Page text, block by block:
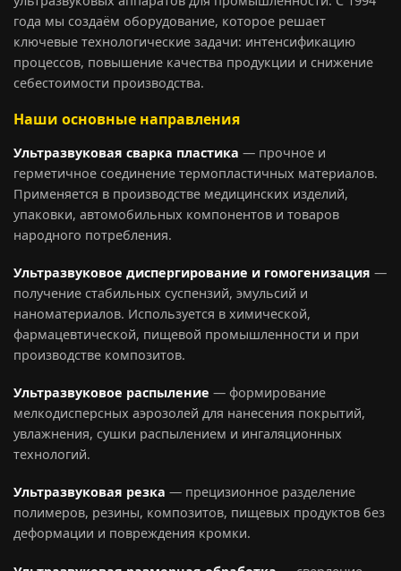
года мы создаём оборудование, которое решает
ключевые технологические задачи: интенсификацию
процессов, повышение качества продукции и снижение
себестоимости производства.
Наши основные направления
Ультразвуковая сварка пластика — прочное и
герметичное соединение термопластичных материалов.
Применяется в производстве медицинских изделий,
упаковки, автомобильных компонентов и товаров
народного потребления.
Ультразвуковое диспергирование и гомогенизация —
получение стабильных суспензий, эмульсий и
наноматериалов. Используется в химической,
фармацевтической, пищевой промышленности и при
производстве композитов.
Ультразвуковое распыление — формирование
мелкодисперсных аэрозолей для нанесения покрытий,
увлажнения, сушки распылением и ингаляционных
технологий.
Ультразвуковая резка — прецизионное разделение
полимеров, резины, композитов, пищевых продуктов без
деформации и повреждения кромки.